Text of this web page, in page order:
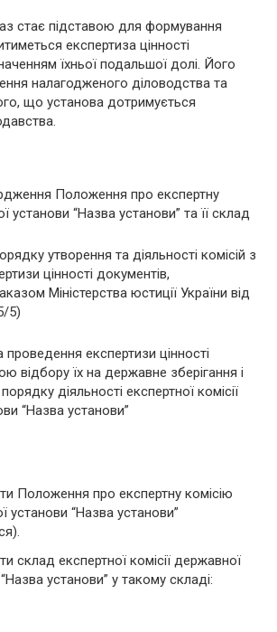
стає підставою для формування
експертиза цінності
їхньої подальшої долі. Його
налагодженого діловодства та
що установа дотримується
Положення про експертну
установи “Назва установи” та її склад
утворення та діяльності комісій з
цінності документів,
Міністерства юстиції України від
5)
проведення експертизи цінності
відбору їх на державне зберігання і
діяльності експертної комісії
“Назва установи”
Положення про експертну комісію
установи “Назва установи”
склад експертної комісії державної
установи” у такому складі: